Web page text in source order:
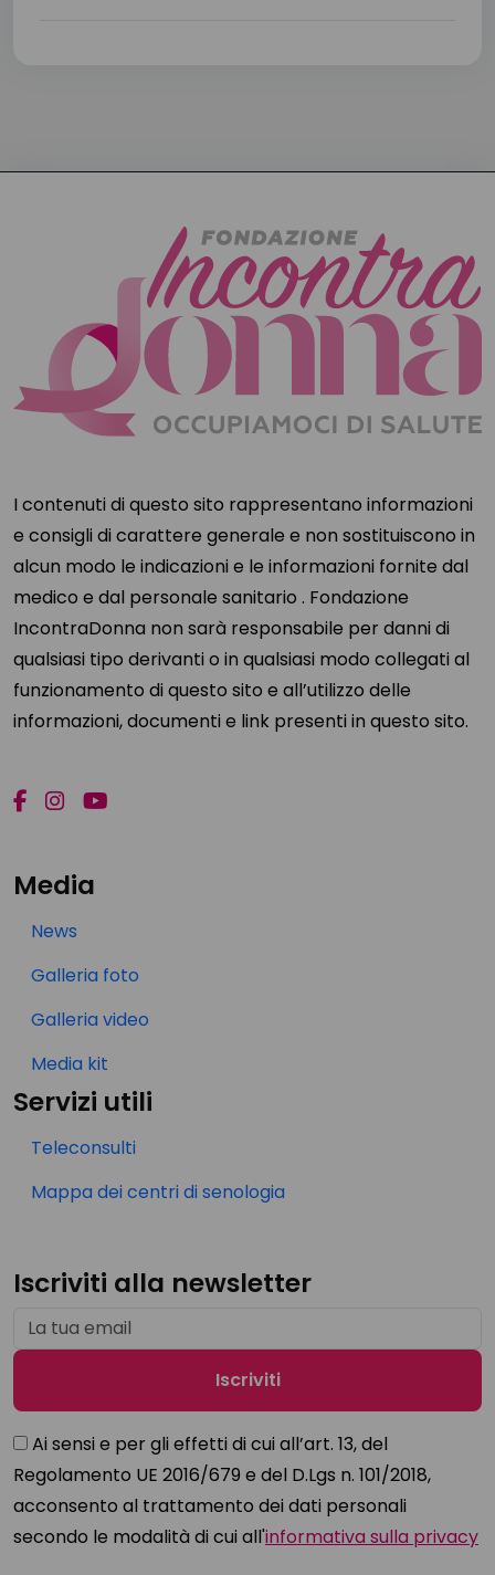
I contenuti di questo sito rappresentano informazioni
e consigli di carattere generale e non sostituiscono in
alcun modo le indicazioni e le informazioni fornite dal
medico e dal personale sanitario . Fondazione
IncontraDonna non sarà responsabile per danni di
qualsiasi tipo derivanti o in qualsiasi modo collegati al
funzionamento di questo sito e all’utilizzo delle
informazioni, documenti e link presenti in questo sito.
Media
News
Galleria foto
Galleria video
Media kit
Servizi utili
Teleconsulti
Mappa dei centri di senologia
Iscriviti alla newsletter
Ai sensi e per gli effetti di cui all’art. 13, del
Regolamento UE 2016/679 e del D.Lgs n. 101/2018,
acconsento al trattamento dei dati personali
secondo le modalità di cui all'informativa sulla privacy